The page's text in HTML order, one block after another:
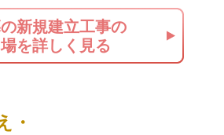
新規建立工事の
を詳しく見る
・